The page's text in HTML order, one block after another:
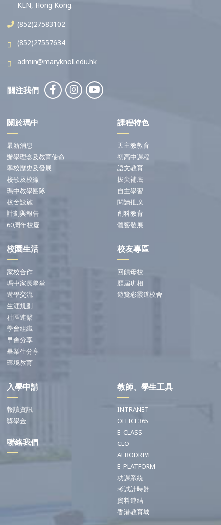
KLN, Hong Kong.
(852)27583102
(852)27557634
admin@maryknoll.edu.hk
關注我們
關於瑪中
最新消息
辦學理念及教育使命
學校歷史及發展
校歌及校徽
瑪中教學團隊
校舍設施
計劃與報告
60周年校慶
課程特色
天主教教育
初高中課程
語文教育
拔尖補底
自主學習
閱讀推廣
創科教育
體藝發展
校園生活
家校合作
瑪中家長學堂
遊學交流
生涯規劃
社區連繫
學會組織
早會分享
畢業生分享
環境教育
校友專區
回饋母校
歷屆班相
遊覽彩霞道校舍
入學申請
報讀資訊
獎學金
聯絡我們
教師、學生工具
INTRANET
OFFICE365
E-CLASS
CLO
AERODRIVE
E-PLATFORM
功課系統
考試計時器
資料連結
香港教育城